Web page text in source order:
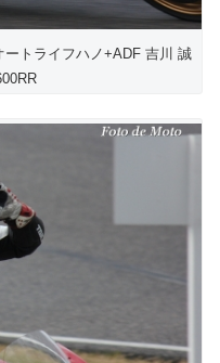
トライフハノ+ADF 吉川 誠